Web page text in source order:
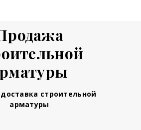
строительной
арматуры